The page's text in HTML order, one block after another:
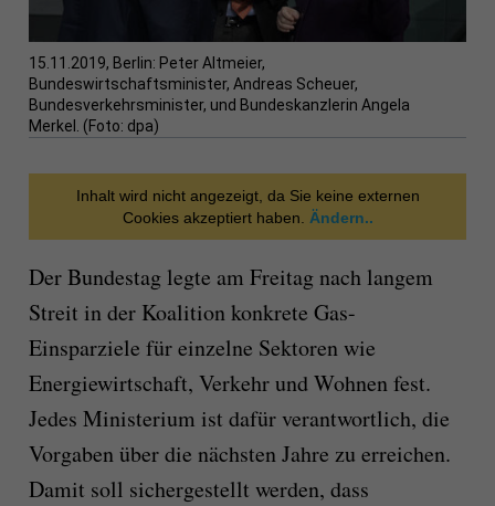
15.11.2019, Berlin: Peter Altmeier,
Bundeswirtschaftsminister, Andreas Scheuer,
Bundesverkehrsminister, und Bundeskanzlerin Angela
Merkel. (Foto: dpa)
Inhalt wird nicht angezeigt, da Sie keine externen
Cookies akzeptiert haben.
Ändern..
Der Bundestag legte am Freitag nach langem
Streit in der Koalition konkrete Gas-
Einsparziele für einzelne Sektoren wie
Energiewirtschaft, Verkehr und Wohnen fest.
Jedes Ministerium ist dafür verantwortlich, die
Vorgaben über die nächsten Jahre zu erreichen.
Damit soll sichergestellt werden, dass